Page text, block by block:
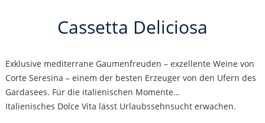
Cassetta Deliciosa
Exklusive mediterrane Gaumenfreuden – exzellente Weine von
Corte Seresina – einem der besten Erzeuger von den Ufern des
Gardasees. Für die italienischen Momente…
Italienisches Dolce Vita lässt Urlaubssehnsucht erwachen.